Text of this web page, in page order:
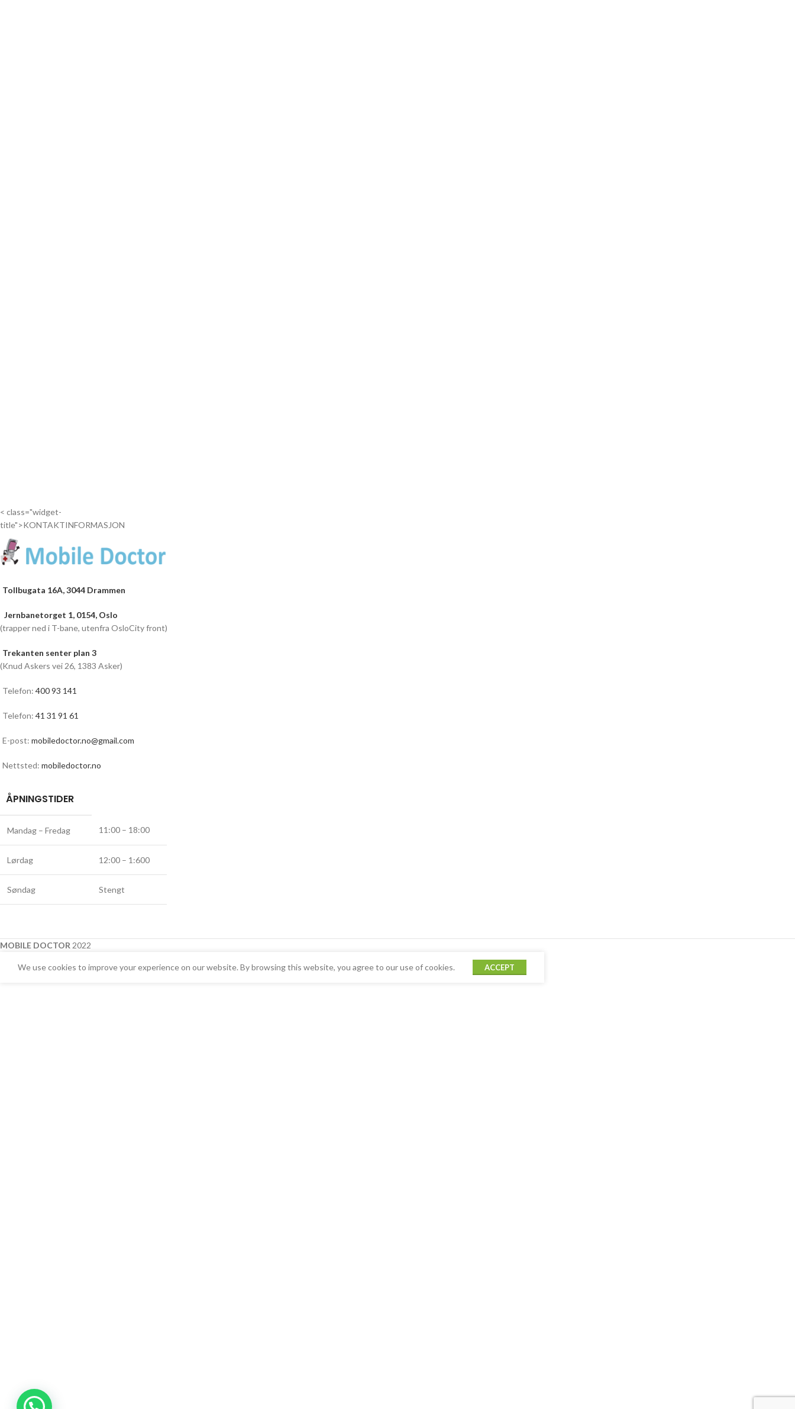
< class="widget-
title">KONTAKTINFORMASJON
Tollbugata 16A, 3044 Drammen
Jernbanetorget 1, 0154, Oslo
(trapper ned i T-bane, utenfra OsloCity front)
Trekanten senter plan 3
(Knud Askers vei 26, 1383 Asker)
Telefon: 400 93 141
Telefon: 41 31 91 61
E-post: mobiledoctor.no@gmail.com
Nettsted: mobiledoctor.no
ÅPNINGSTIDER
Mandag – Fredag 11:00 – 18:00
Lørdag 12:00 – 1:600
Søndag Stengt
MOBILE DOCTOR 2022
We use cookies to improve your experience on our website. By browsing this website, you agree to our use of cookies. ACCEPT